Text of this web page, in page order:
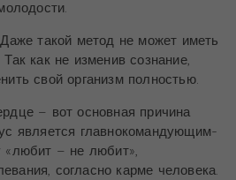
такой метод не может иметь
как не изменив сознание,
свой организм полностью.
– вот основная причина
является главнокомандующим-
«любит – не любит»,
согласно карме человека.